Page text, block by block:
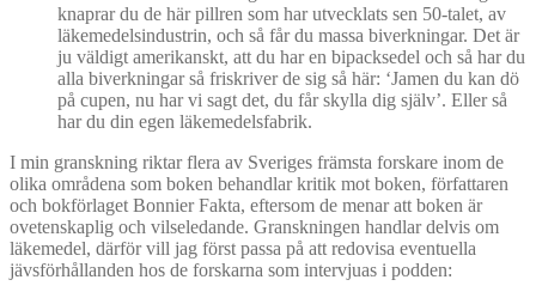
knaprar du de här pillren som har utvecklats sen 50-talet, av
läkemedelsindustrin, och så får du massa biverkningar. Det är
ju väldigt amerikanskt, att du har en bipacksedel och så har du
alla biverkningar så friskriver de sig så här: ‘Jamen du kan dö
på cupen, nu har vi sagt det, du får skylla dig själv’. Eller så
har du din egen läkemedelsfabrik.
I min granskning riktar flera av Sveriges främsta forskare inom de
olika områdena som boken behandlar kritik mot boken, författaren
och bokförlaget Bonnier Fakta, eftersom de menar att boken är
ovetenskaplig och vilseledande. Granskningen handlar delvis om
läkemedel, därför vill jag först passa på att redovisa eventuella
jävsförhållanden hos de forskarna som intervjuas i podden: